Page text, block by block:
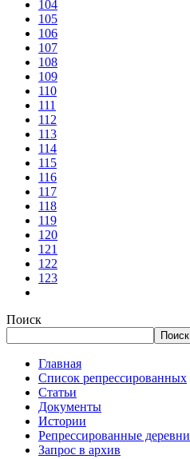
104
105
106
107
108
109
110
111
112
113
114
115
116
117
118
119
120
121
122
123
Поиск
Поиск
Главная
Список репрессированных
Статьи
Документы
Истории
Репрессированные деревни
Запрос в архив